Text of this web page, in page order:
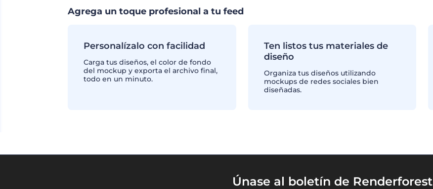
Agrega un toque profesional a tu feed
Personalízalo con facilidad
Carga tus diseños, el color de fondo
del mockup y exporta el archivo final,
todo en un minuto.
Ten listos tus materiales de
diseño
Organiza tus diseños utilizando
mockups de redes sociales bien
diseñadas.
Únase al boletín de Renderforest